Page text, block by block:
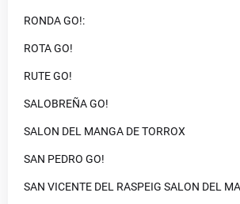
RONDA GO!:
ROTA GO!
RUTE GO!
SALOBREÑA GO!
SALON DEL MANGA DE TORROX
SAN PEDRO GO!
SAN VICENTE DEL RASPEIG SALON DEL